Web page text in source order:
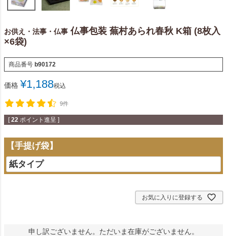
お供え・法事・仏事 仏事包装 蕪村あられ春秋 K箱 (8枚入
×6袋)
商品番号 b90172
価格 ¥1,188税込
9件
[ 22 ポイント進呈 ]
【手提げ袋】
お気に入りに登録する
申し訳ございません。ただいま在庫がございません。